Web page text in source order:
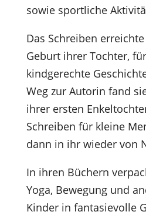
sowie sportliche
Das Schreiben
Geburt ihrer Tochter,
kindgerechte
Weg zur Autorin fand
ihrer ersten
Schreiben für kleine
dann in ihr wieder von
In ihren Büchern
Yoga, Bewegung und
Kinder in fantasievolle